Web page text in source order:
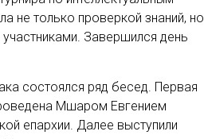
не только проверкой знаний, но
Завершился день
состоялся ряд бесед. Первая
Мшаром Евгением
епархии. Далее выступили